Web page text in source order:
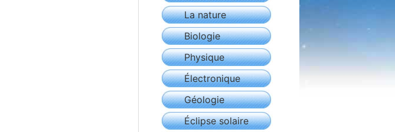
La nature
Biologie
Physique
Électronique
Géologie
Éclipse solaire